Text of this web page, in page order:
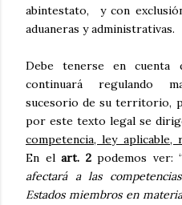
abintestato, y con
aduaneras y administrativas.
Debe tenerse en cuenta
continuará regulando
sucesorio de su territorio,
por este texto legal se
competencia, ley
En elart. 2podemos ver: “
afectará a las
Estados miembros en